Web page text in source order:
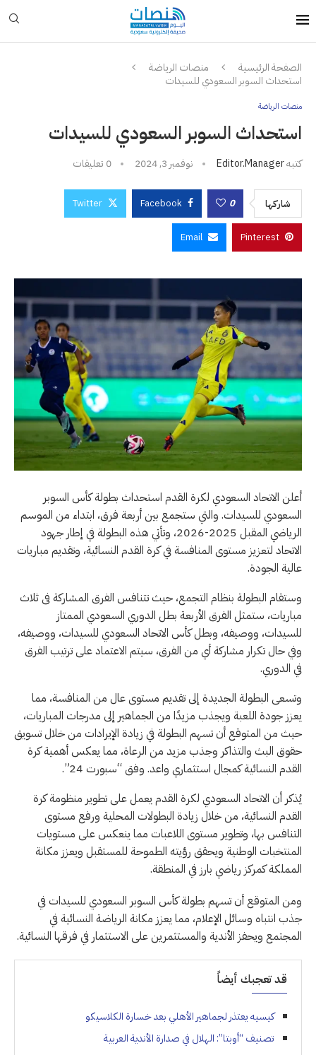
الصفحة الرئيسية
منصات الرياضة
استحداث السوبر السعودي للسيدات
منصات الرياضة
استحداث السوبر السعودي للسيدات
كتبهEditor.manager نوفمبر 3, 2024 0 تعليقات
شاركها 0
Facebook
Twitter
Pinterest
Email
أعلن الاتحاد السعودي لكرة القدم استحداث بطولة كأس السوبر
السعودي للسيدات. والتي ستجمع بين أربعة فرق، ابتداء من الموسم
الرياضي المقبل 2025-2026، وتأتي هذه البطولة في إطار جهود
الاتحاد لتعزيز مستوى المنافسة في كرة القدم النسائية، وتقديم مباريات
عالية الجودة.
وستقام البطولة بنظام التجمع، حيث تتنافس الفرق المشاركة فى ثلاث
مباريات، ستمثل الفرق الأربعة بطل الدوري السعودي الممتاز
للسيدات، ووصيفه، وبطل كأس الاتحاد السعودي للسيدات، ووصيفه،
وفي حال تكرار مشاركة أي من الفرق، سيتم الاعتماد على ترتيب الفرق
في الدوري.
وتسعى البطولة الجديدة إلى تقديم مستوى عال من المنافسة، مما
يعزز جودة اللعبة ويجذب مزيدًا من الجماهير إلى مدرجات المباريات،
حيث من المتوقع أن تسهم البطولة في زيادة الإيرادات من خلال تسويق
حقوق البث والتذاكر وجذب مزيد من الرعاة، مما يعكس أهمية كرة
القدم النسائية كمجال استثماري واعد. وفق “سبورت 24”.
يُذكر أن الاتحاد السعودي لكرة القدم يعمل على تطوير منظومة كرة
القدم النسائية، من خلال زيادة البطولات المحلية ورفع مستوى
التنافس بها، وتطوير مستوى اللاعبات مما ينعكس على مستويات
المنتخبات الوطنية ويحقق رؤيته الطموحة للمستقبل ويعزز مكانة
المملكة كمركز رياضي بارز في المنطقة.
ومن المتوقع أن تسهم بطولة كأس السوبر السعودي للسيدات في
جذب انتباه وسائل الإعلام، مما يعزز مكانة الرياضة النسائية في
المجتمع ويحفز الأندية والمستثمرين على الاستثمار في فرقها النسائية.
قد تعجبك أيضاً
كيسيه يعتذر لجماهير الأهلي بعد خسارة الكلاسيكو
تصنيف “أوبتا”: الهلال في صدارة الأندية العربية